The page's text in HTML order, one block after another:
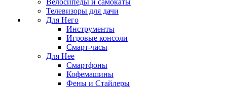
Велосипеды и самокаты
Телевизоры для дачи
Для Него
Инструменты
Игровые консоли
Смарт-часы
Для Нее
Смартфоны
Кофемашины
Фены и Стайлеры